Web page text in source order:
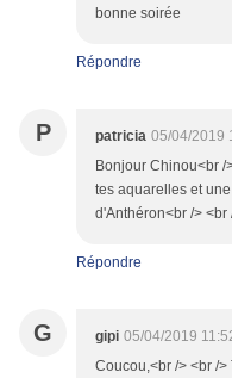
bonne soirée
Répondre
P patricia 05/04/2019
Bonjour Chinou<br /
tes aquarelles et
d'Anthéron<br />
Répondre
G gipi 05/04/2019
Coucou,<br /> <br /